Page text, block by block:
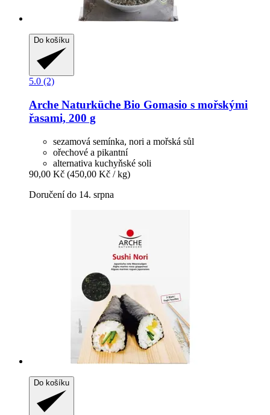
Do košíku
5.0 (2)
Arche Naturküche Bio Gomasio s mořskými
řasami, 200 g
sezamová semínka, nori a mořská sůl
ořechové a pikantní
alternativa kuchyňské soli
90,00 Kč (450,00 Kč / kg)
Doručení do 14. srpna
Do košíku